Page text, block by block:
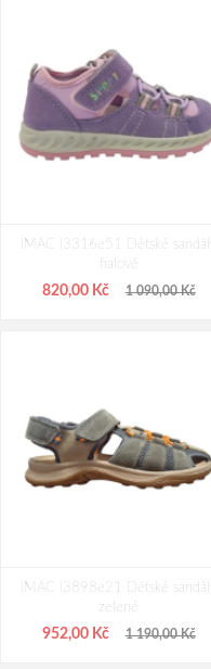
IMAC I3316e51 Dětské sandály
fialové
820,00 Kč 1 090,00 Kč
IMAC I3898e21 Dětské sandály
zelené
952,00 Kč 1 190,00 Kč